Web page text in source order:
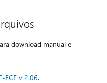
download manual e
ECF v 2.06.